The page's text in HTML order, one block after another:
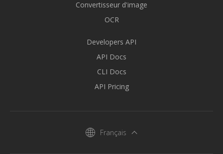
Convertisseur d'image
OCR
Developers API
API Docs
CLI Docs
API Pricing
Français